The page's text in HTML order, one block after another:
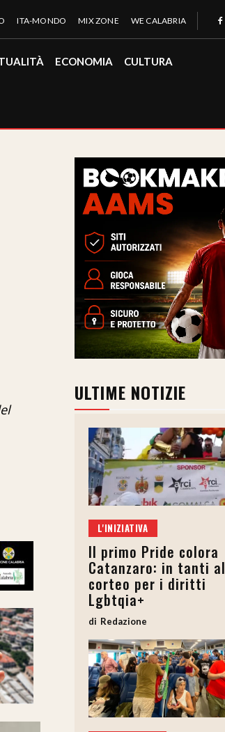
ITA-MONDO MIX ZONE WE CALABRIA
ECONOMIA CULTURA
ULTIME NOTIZIE
L'INIZIATIVA
Il primo Pride colora
Catanzaro: in tanti al
corteo per i diritti
Lgbtqia+
Redazione